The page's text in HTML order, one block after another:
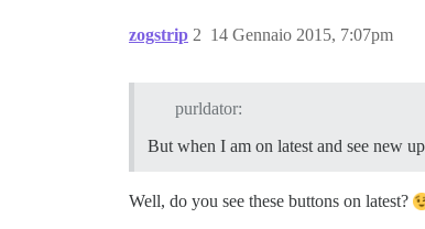
zogstrip 14 Gennaio 2015, 7:07pm
2
purldator:
But when I am on latest and see new
Well, do you see these buttons on latest?